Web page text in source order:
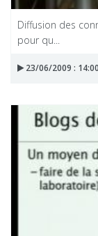
Diffusion des
pour qu...
23/06/2009 :